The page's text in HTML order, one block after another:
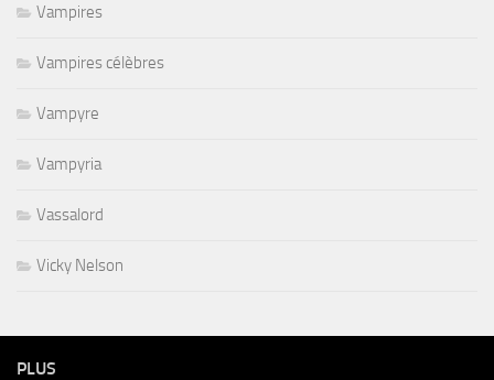
Vampires
Vampires célèbres
Vampyre
Vampyria
Vassalord
Vicky Nelson
PLUS